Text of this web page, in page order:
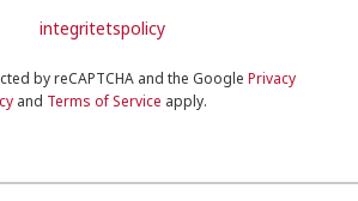
integritetspolicy
by reCAPTCHA and the Google Privacy
and Terms of Service apply.